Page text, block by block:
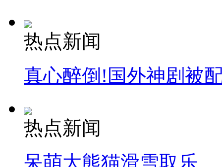
热点新闻
真心醉倒!国外神剧被
热点新闻
呆萌大熊猫滑雪取乐